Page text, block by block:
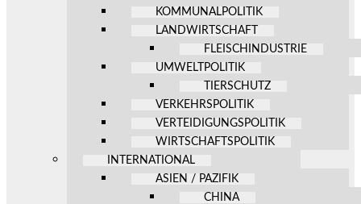
KOMMUNALPOLITIK
LANDWIRTSCHAFT
FLEISCHINDUSTRIE
UMWELTPOLITIK
TIERSCHUTZ
VERKEHRSPOLITIK
VERTEIDIGUNGSPOLITIK
WIRTSCHAFTSPOLITIK
INTERNATIONAL
ASIEN / PAZIFIK
CHINA